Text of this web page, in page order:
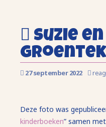
Suzie
27 september 2022
Deze foto was
kinderboeken” samen